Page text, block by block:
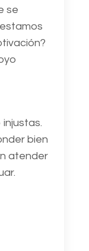
se
bien
atender